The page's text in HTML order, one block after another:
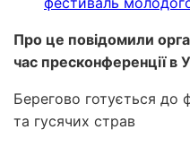
Про це повідомили
час пресконференції в
Берегово готується до
та гусячих страв